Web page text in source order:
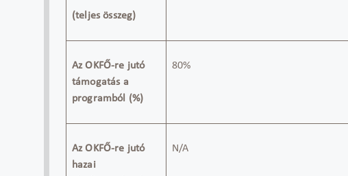
(teljes összeg)
Az OKFŐ-re jutó
támogatás a
programból (%)
80%
Az OKFŐ-re jutó
hazai
N/A